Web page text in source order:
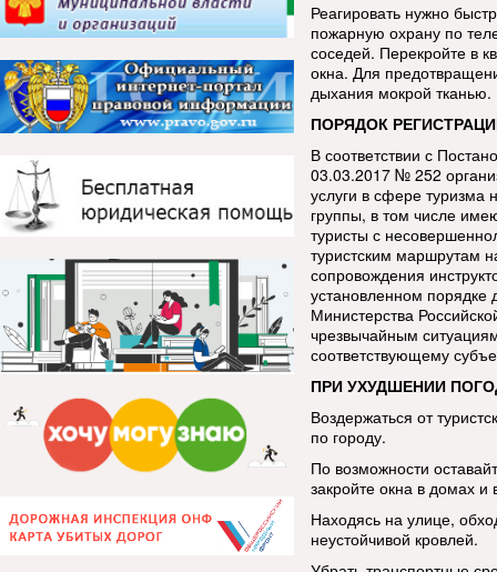
Реагировать нужно
пожарную охрану по
соседей. Перекройте в
окна. Для
дыхания мокрой тканью.
ПОРЯДОК
В соответствии с
03.03.2017 № 252
услуги в сфере туризма
группы, в том числе
туристы с
туристским маршрутам
сопровождения
установленном
Министерства
чрезвычайным
соответствующему
ПРИ УХУДШЕНИИ
Воздержаться от
по городу.
По возможности
закройте окна в домах
Находясь на улице,
неустойчивой кровлей.